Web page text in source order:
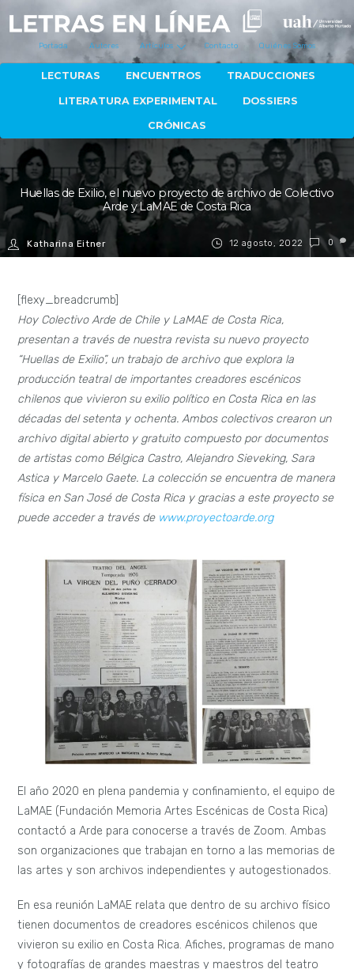
Portada Autores Artículos Contacto Quiénes Somos
LECTURAS ENCUENTROS TRADUCCIONES
LITERATURA EXPERIMENTAL DOSSIERS
CRÓNICAS
12 agosto, 2022
Huellas de Exilio, el nuevo proyecto de archivo de Colectivo
Arde y LaMAE de Costa Rica
Katharina Eitner 0
[flexy_breadcrumb]
Hoy Colectivo Arde de Chile y LaMAE de Costa Rica,
presentan a través de nuestra revista su nuevo proyecto
“Huellas de Exilio”, un trabajo de archivo que explora la
producción teatral de importantes creadores escénicos
chilenos que vivieron su exilio político en Costa Rica en las
décadas del setenta y ochenta. Ambos colectivos crearon un
archivo digital abierto y gratuito compuesto por documentos
de artistas como Bélgica Castro, Alejandro Sieveking, Sara
Astica y Marcelo Gaete. La colección se encuentra de manera
física en San José de Costa Rica y gracias a este proyecto se
puede acceder a través de www.proyectoarde.org
El año 2020 en plena pandemia y confinamiento, el equipo de
LaMAE (Fundación Memoria Artes Escénicas de Costa Rica)
contactó a Arde para conocerse a través de Zoom. Ambas
son organizaciones que trabajan en torno a las memorias de
las artes y son archivos independientes y autogestionados.
En esa reunión LaMAE relata que dentro de su archivo físico
tienen documentos de creadores escénicos chilenos que
vivieron su exilio en Costa Rica. Afiches, programas de mano
y fotografías de grandes maestras y maestros del teatro